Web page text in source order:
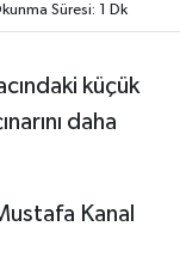
Süresi: 1 Dk
küçük
daha
Kanal